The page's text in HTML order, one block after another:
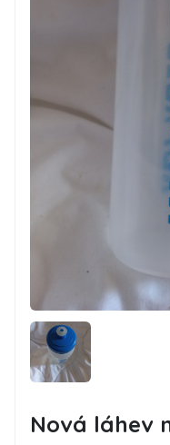
Nová láhev